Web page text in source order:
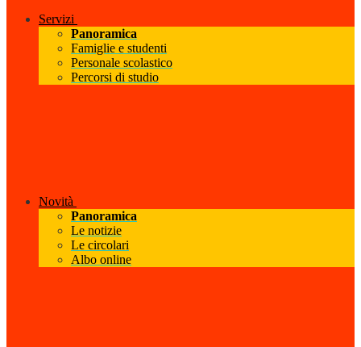
Servizi
Panoramica
Famiglie e studenti
Personale scolastico
Percorsi di studio
Novità
Panoramica
Le notizie
Le circolari
Albo online